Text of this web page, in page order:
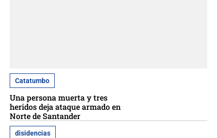
Catatumbo
Una persona muerta y tres
heridos deja ataque armado en
Norte de Santander
disidencias